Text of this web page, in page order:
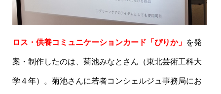
ロス・供養コミュニケーションカード「ぴりか」 を発
案・制作したのは、菊池みなとさん（東北芸術工科大
学４年）。菊池さんに若者コンシェルジュ事務局にお